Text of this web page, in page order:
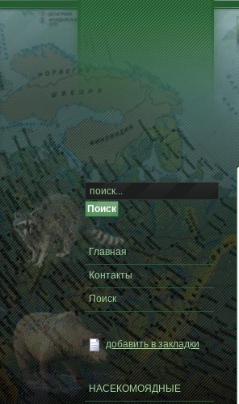
Главная
Контакты
Поиск
добавить в закладки
НАСЕКОМОЯДНЫЕ